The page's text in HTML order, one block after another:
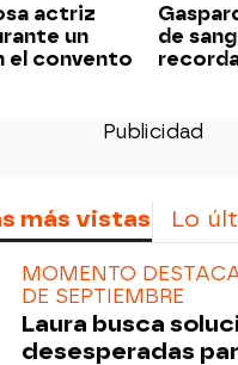
actriz
un
el convento
de
más vistas Lo
MOMENTO
DE SEPTIEMBRE
Laura busca
desesperadas